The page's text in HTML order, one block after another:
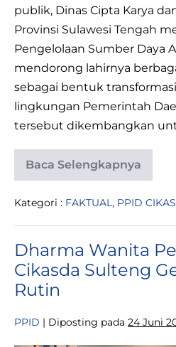
publik, Dinas Cipta Karya
Provinsi Sulawesi Tengah
Pengelolaan Sumber Daya
mendorong lahirnya
sebagai bentuk
lingkungan Pemerintah
tersebut dikembangkan
Baca Selengkapnya
Dinas
CIKASDA
Perkuat
Digital
Berbagai
Inovasi
Kategori : FAKTUAL, PPID
Dharma Wanita
Cikasda Sulteng
Rutin
PPID | Diposting pada 24 Juni